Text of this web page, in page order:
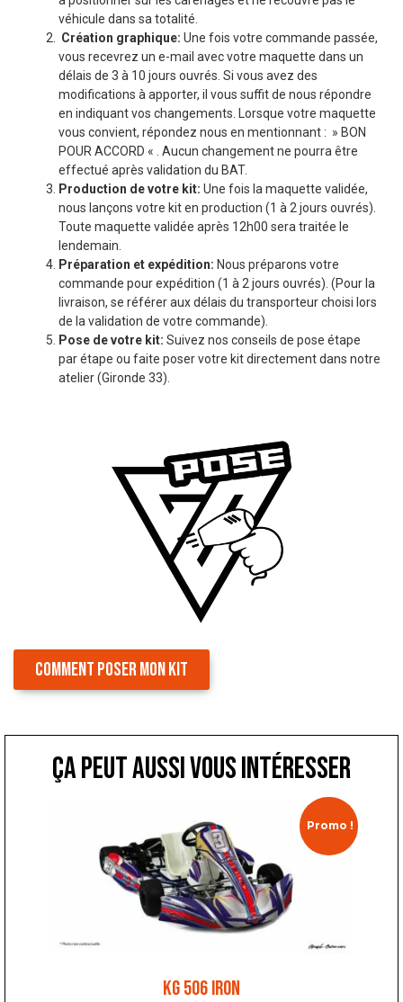
véhicule dans sa totalité.
Création graphique: Une fois votre commande passée,
vous recevrez un e-mail avec votre maquette dans un
délais de 3 à 10 jours ouvrés. Si vous avez des
modifications à apporter, il vous suffit de nous répondre
en indiquant vos changements. Lorsque votre maquette
vous convient, répondez nous en mentionnant : » BON
POUR ACCORD « . Aucun changement ne pourra être
effectué après validation du BAT.
Production de votre kit: Une fois la maquette validée,
nous lançons votre kit en production (1 à 2 jours ouvrés).
Toute maquette validée après 12h00 sera traitée le
lendemain.
Préparation et expédition: Nous préparons votre
commande pour expédition (1 à 2 jours ouvrés). (Pour la
livraison, se référer aux délais du transporteur choisi lors
de la validation de votre commande).
Pose de votre kit: Suivez nos conseils de pose étape
par étape ou faite poser votre kit directement dans notre
atelier (Gironde 33).
COMMENT POSER MON KIT
ça peut aussi vous intéresser
Promo !
KG 506 IRON